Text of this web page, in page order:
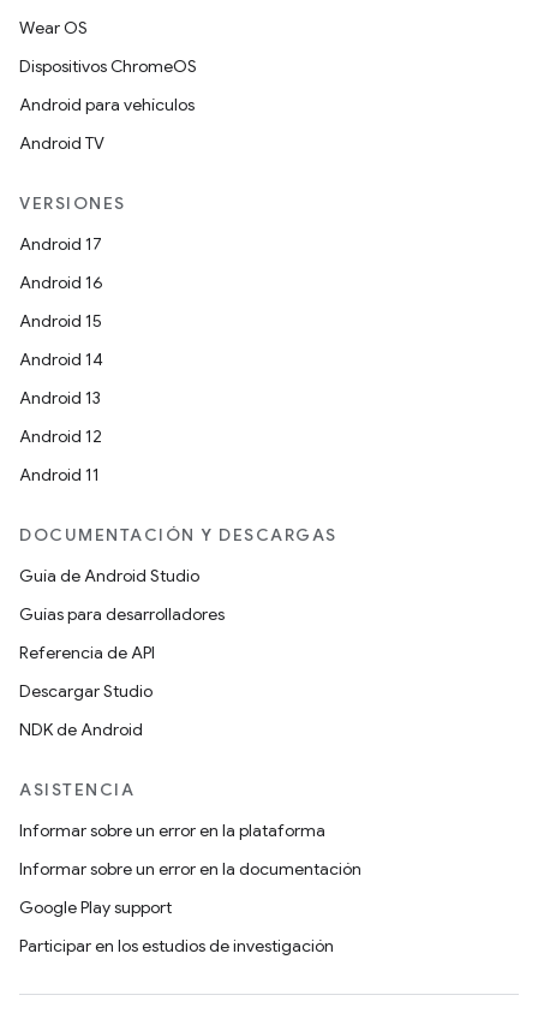
Wear OS
Dispositivos ChromeOS
Android para vehículos
Android TV
VERSIONES
Android 17
Android 16
Android 15
Android 14
Android 13
Android 12
Android 11
DOCUMENTACIÓN Y DESCARGAS
Guía de Android Studio
Guías para desarrolladores
Referencia de API
Descargar Studio
NDK de Android
ASISTENCIA
Informar sobre un error en la plataforma
Informar sobre un error en la documentación
Google Play support
Participar en los estudios de investigación